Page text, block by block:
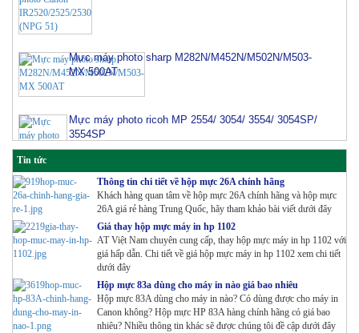
MX 500AT
3554SP
Mực màu Ricoh Aficio MPC 2011SP/2003/2503-Cyan
Tin tức
Thông tin chi tiết về hộp mực 26A chính hãng
Khách hàng quan tâm về hộp mực 26A chính hãng và hộp mực
26A giá rẻ hàng Trung Quốc, hãy tham khảo bài viết dưới đây
Giá thay hộp mực máy in hp 1102
AT Việt Nam chuyên cung cấp, thay hộp mực máy in hp 1102 với
giá hấp dẫn. Chi tiết về giá hộp mực máy in hp 1102 xem chi tiết
dưới đây
Hộp mực 83a dùng cho máy in nào giá bao nhiêu
Hộp mực 83A dùng cho máy in nào? Có dùng được cho máy in
Canon không? Hộp mực HP 83A hàng chính hãng có giá bao
nhiêu? Nhiều thông tin khác sẽ được chúng tôi đề cập dưới đây